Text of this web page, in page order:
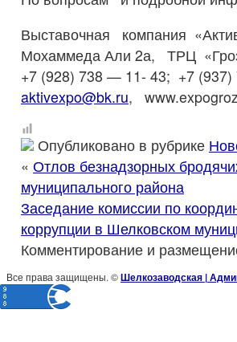
Выставочная компания
Мохаммеда Али 2а, ТРЦ
+7 (928) 738 — 11- 43; +7
aktivexpo@bk.ru,
Опубликовано в рубрике
« Отлов безнадзорных
муниципального района
Заседание комиссии по
коррупции в Шелковском
Комментирование и
Все права защищены. ©Шелкозаводская |